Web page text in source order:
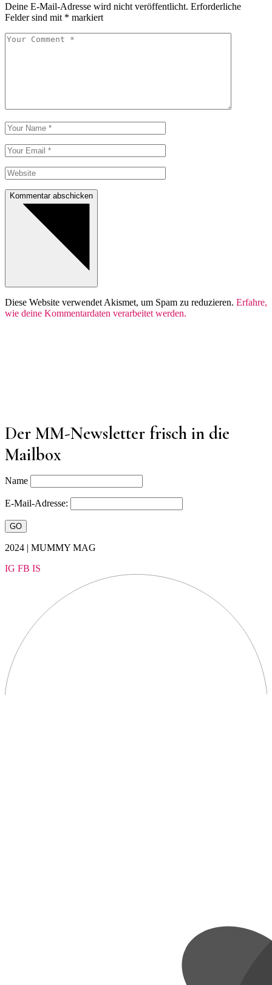
Deine E-Mail-Adresse wird nicht veröffentlicht. Erforderliche
Felder sind mit * markiert
Kommentar abschicken
Diese Website verwendet Akismet, um Spam zu reduzieren. Erfahre,
wie deine Kommentardaten verarbeitet werden.
Der MM-Newsletter frisch in die
Mailbox
Name
E-Mail-Adresse:
2024 | MUMMY MAG
IG FB IS